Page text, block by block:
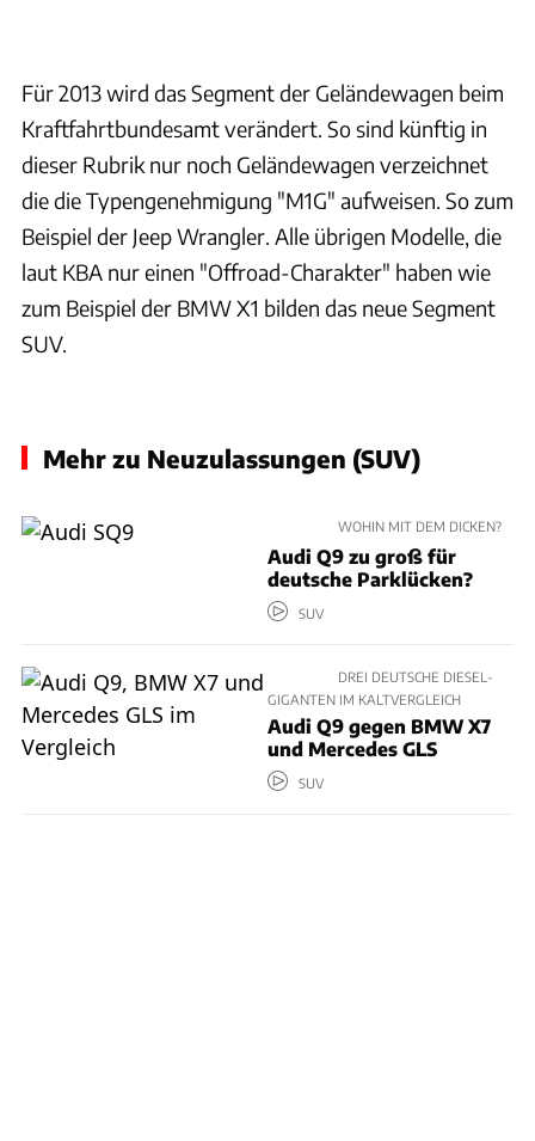
Für 2013 wird das Segment der Geländewagen beim
Kraftfahrtbundesamt verändert. So sind künftig in
dieser Rubrik nur noch Geländewagen verzeichnet
die die Typengenehmigung "M1G" aufweisen. So zum
Beispiel der Jeep Wrangler. Alle übrigen Modelle, die
laut KBA nur einen "Offroad-Charakter" haben wie
zum Beispiel der BMW X1 bilden das neue Segment
SUV.
Mehr zu Neuzulassungen (SUV)
WOHIN MIT DEM DICKEN?
Audi Q9 zu groß für
deutsche Parklücken?
SUV
DREI DEUTSCHE DIESEL-
GIGANTEN IM KALTVERGLEICH
Audi Q9 gegen BMW X7
und Mercedes GLS
SUV